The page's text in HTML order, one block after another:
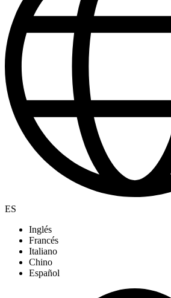
ES
Inglés
Francés
Italiano
Chino
Español